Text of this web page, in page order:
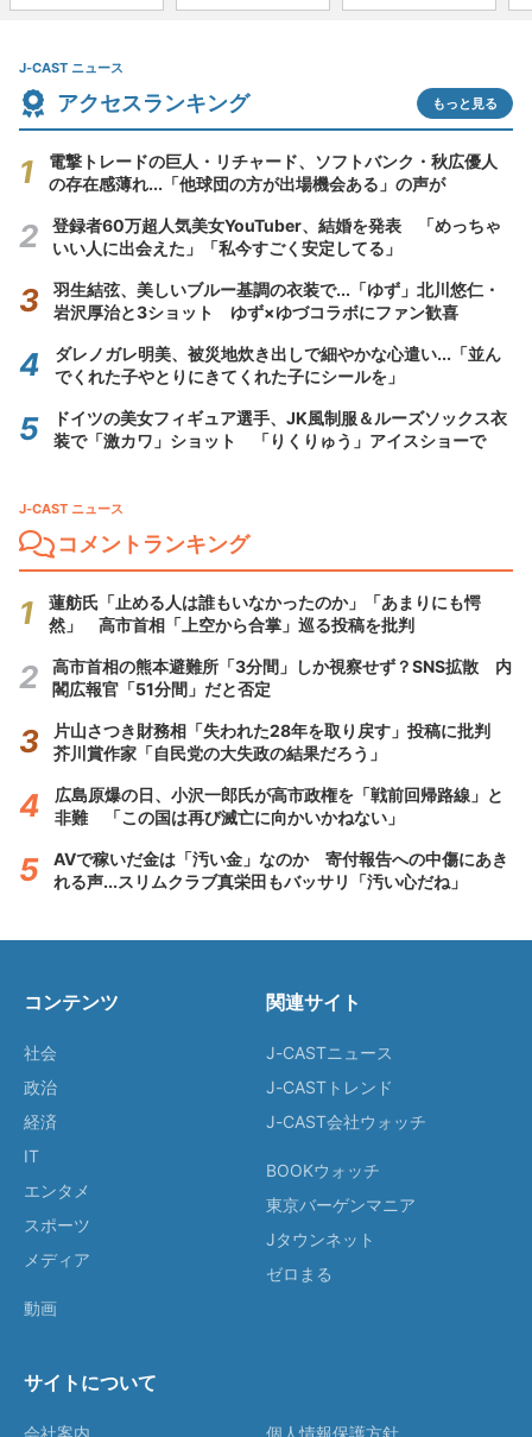
J-CAST ニュース
アクセスランキング もっと見る
電撃トレードの巨人・リチャード、ソフトバンク・秋広優人
の存在感薄れ...「他球団の方が出場機会ある」の声が
登録者60万超人気美女YouTuber、結婚を発表 「めっちゃ
いい人に出会えた」「私今すごく安定してる」
羽生結弦、美しいブルー基調の衣装で...「ゆず」北川悠仁・
岩沢厚治と3ショット ゆず×ゆづコラボにファン歓喜
ダレノガレ明美、被災地炊き出しで細やかな心遣い...「並ん
でくれた子やとりにきてくれた子にシールを」
ドイツの美女フィギュア選手、JK風制服＆ルーズソックス衣
装で「激カワ」ショット 「りくりゅう」アイスショーで
J-CAST ニュース
コメントランキング
蓮舫氏「止める人は誰もいなかったのか」「あまりにも愕
然」 高市首相「上空から合掌」巡る投稿を批判
高市首相の熊本避難所「3分間」しか視察せず？SNS拡散 内
閣広報官「51分間」だと否定
片山さつき財務相「失われた28年を取り戻す」投稿に批判
芥川賞作家「自民党の大失政の結果だろう」
広島原爆の日、小沢一郎氏が高市政権を「戦前回帰路線」と
非難 「この国は再び滅亡に向かいかねない」
AVで稼いだ金は「汚い金」なのか 寄付報告への中傷にあき
れる声...スリムクラブ真栄田もバッサリ「汚い心だね」
コンテンツ
社会
政治
経済
IT
エンタメ
スポーツ
メディア
動画
関連サイト
J-CASTニュース
J-CASTトレンド
J-CAST会社ウォッチ
BOOKウォッチ
東京バーゲンマニア
Jタウンネット
ゼロまる
サイトについて
会社案内 個人情報保護方針